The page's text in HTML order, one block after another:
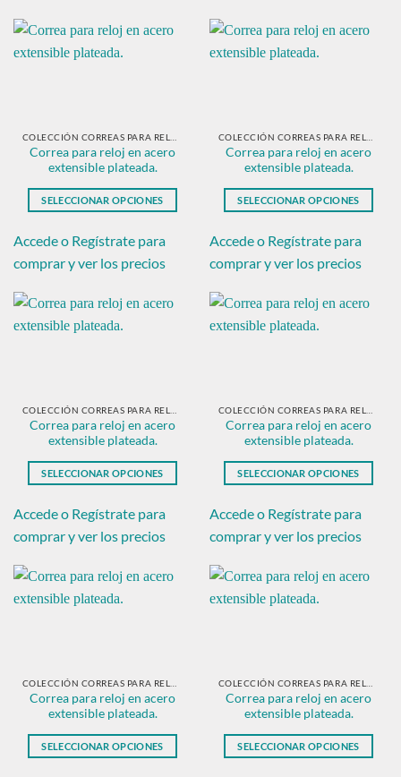
variantes.
Las
opciones
en
la
página
de
producto
variantes.
Las
opciones
en
la
página
de
producto
Correa para reloj en acero
extensible plateada.
SELECCIONAR OPCIONES
producto
tiene
variantes.
Las
opciones
en
la
página
de
producto
Accede o Regístrate para
comprar y ver los precios
Correa para reloj en acero
extensible plateada.
SELECCIONAR OPCIONES
producto
tiene
variantes.
Las
opciones
en
la
página
de
producto
Accede o Regístrate para
comprar y ver los precios
Correa para reloj en acero
extensible plateada.
SELECCIONAR OPCIONES
producto
tiene
variantes.
Las
opciones
en
la
página
de
producto
Accede o Regístrate para
comprar y ver los precios
Correa para reloj en acero
extensible plateada.
SELECCIONAR OPCIONES
producto
tiene
variantes.
Las
opciones
en
la
página
de
producto
Accede o Regístrate para
comprar y ver los precios
Correa para reloj en acero
extensible plateada.
SELECCIONAR OPCIONES
Correa para reloj en acero
extensible plateada.
SELECCIONAR OPCIONES